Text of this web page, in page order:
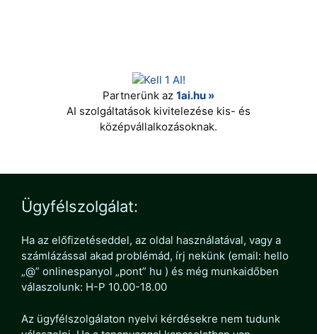
Partnerünk az 1ai.hu »
AI szolgáltatások kivitelezése kis- és
középvállalkozásoknak.
Ügyfélszolgálat:
Ha az előfizetéseddel, az oldal használatával, vagy a
számlázással akad problémád, írj nekünk (email: hello
„@” onlinespanyol „pont” hu ) és még munkaidőben
válaszolunk: H-P 10.00-18.00
Az ügyfélszolgálaton nyelvi kérdésekre nem tudunk